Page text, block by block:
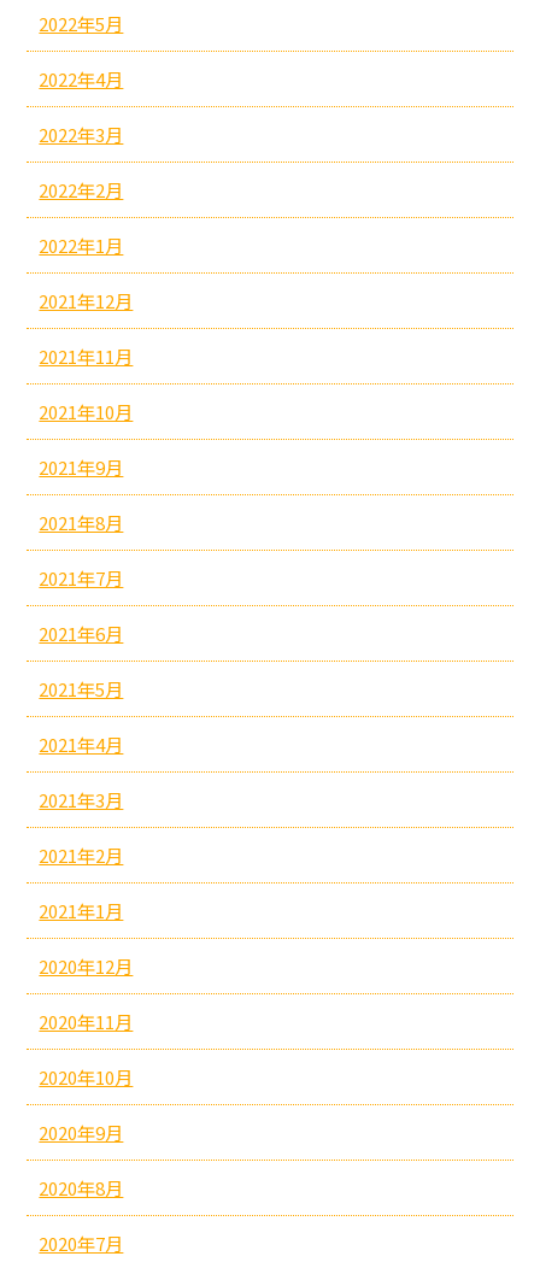
2022年5月
2022年4月
2022年3月
2022年2月
2022年1月
2021年12月
2021年11月
2021年10月
2021年9月
2021年8月
2021年7月
2021年6月
2021年5月
2021年4月
2021年3月
2021年2月
2021年1月
2020年12月
2020年11月
2020年10月
2020年9月
2020年8月
2020年7月